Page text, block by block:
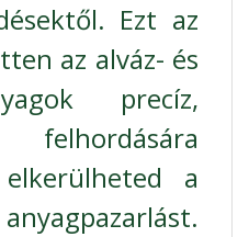
Ezt az
az alváz- és
precíz,
a